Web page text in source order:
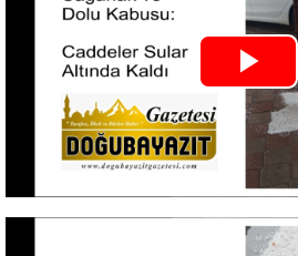
Play
Video